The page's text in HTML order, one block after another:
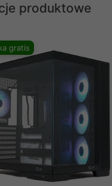
produktowe
gratis